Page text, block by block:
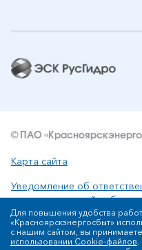
© ПАО
Карта сайта
Уведомление об
интеллектуальной
Политика ПАО
обработки персональных
Для повышения удобства
«Красноярскэнергосбыт»
с нашим сайтом, вы
использовании Cookie-файлов.